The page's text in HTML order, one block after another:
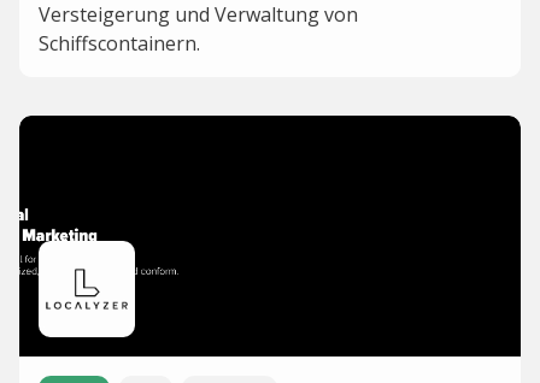
Versteigerung und Verwaltung von
Schiffscontainern.